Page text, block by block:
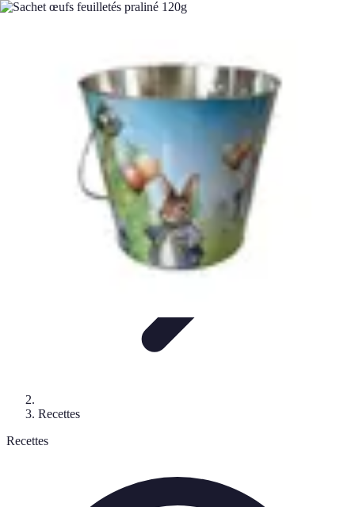
Chocolats de Pâques
Chocolats de Pâques
Recettes
Recettes